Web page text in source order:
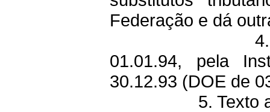
Federação e dá
01.01.94, pela
30.12.93 (DOE de
5. Texto